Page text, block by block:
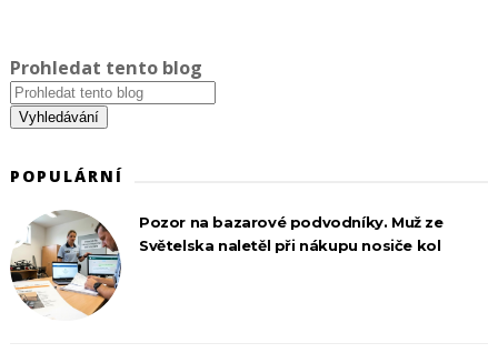
Prohledat tento blog
POPULÁRNÍ
Pozor na bazarové podvodníky. Muž ze
Světelska naletěl při nákupu nosiče kol